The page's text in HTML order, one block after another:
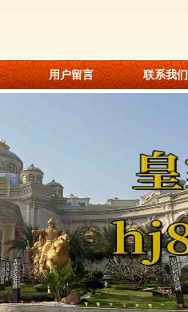
用户留言 联系我们